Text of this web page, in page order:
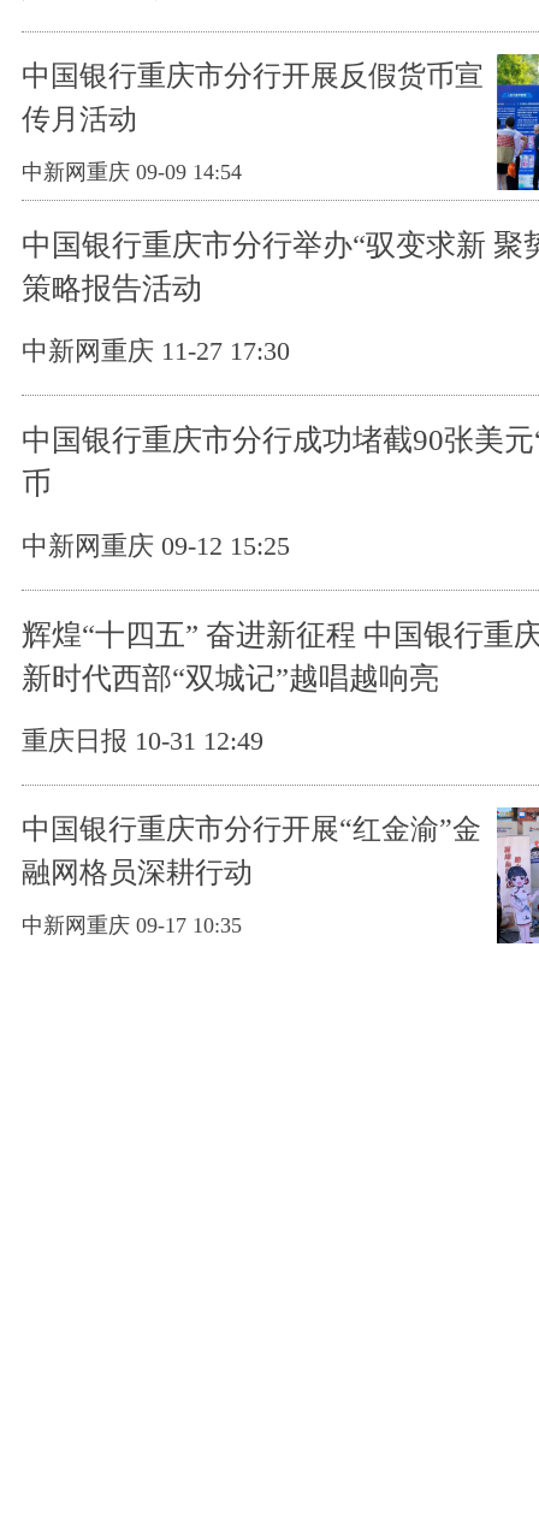
中国银行重庆市分行开展反假货币宣
传月活动
中新网重庆 09-09 14:54
中国银行重庆市分行举办“驭变求新 聚
策略报告活动
中新网重庆 11-27 17:30
中国银行重庆市分行成功堵截90张美元
币
中新网重庆 09-12 15:25
辉煌“十四五” 奋进新征程 中国银行重
新时代西部“双城记”越唱越响亮
重庆日报 10-31 12:49
中国银行重庆市分行开展“红金渝”金
融网格员深耕行动
中新网重庆 09-17 10:35